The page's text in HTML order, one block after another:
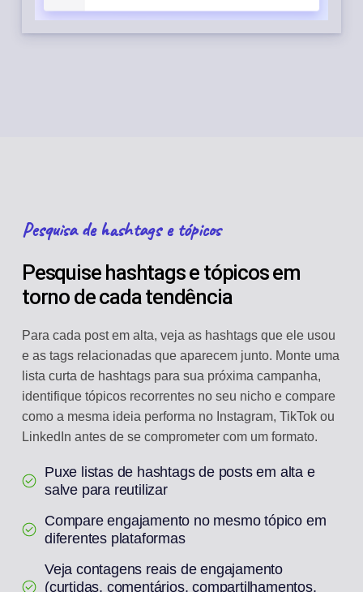
Pesquisa de hashtags e tópicos
Pesquise hashtags e tópicos em
torno de cada tendência
Para cada post em alta, veja as hashtags que ele usou
e as tags relacionadas que aparecem junto. Monte uma
lista curta de hashtags para sua próxima campanha,
identifique tópicos recorrentes no seu nicho e compare
como a mesma ideia performa no Instagram, TikTok ou
LinkedIn antes de se comprometer com um formato.
Puxe listas de hashtags de posts em alta e
salve para reutilizar
Compare engajamento no mesmo tópico em
diferentes plataformas
Veja contagens reais de engajamento
(curtidas, comentários, compartilhamentos,